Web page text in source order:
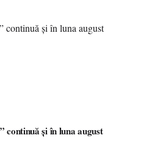
continuă și în luna august